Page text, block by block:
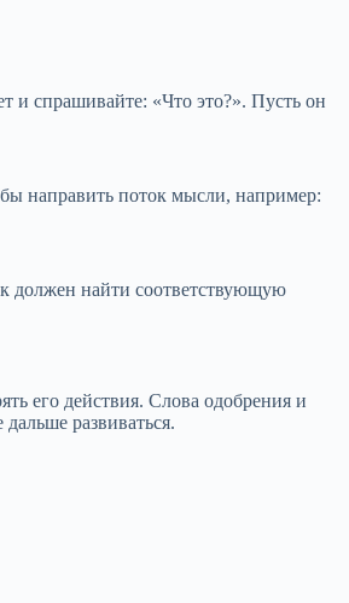
и спрашивайте: «Что это?». Пусть он
направить поток мысли, например:
должен найти соответствующую
его действия. Слова одобрения и
развиваться.